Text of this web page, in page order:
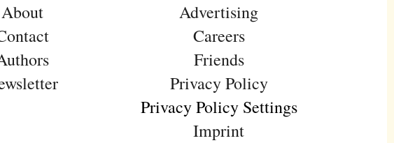
About
Advertising
Careers
Friends
Privacy Policy
Privacy Policy Settings
Imprint